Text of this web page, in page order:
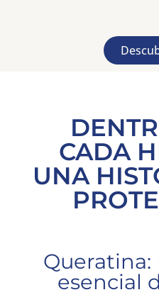
CADA
UNA
Queratina:
esencial